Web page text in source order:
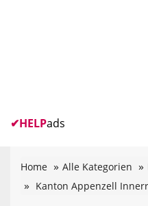
✔HELPads
Home Alle Kategorien
Kanton Appenzell